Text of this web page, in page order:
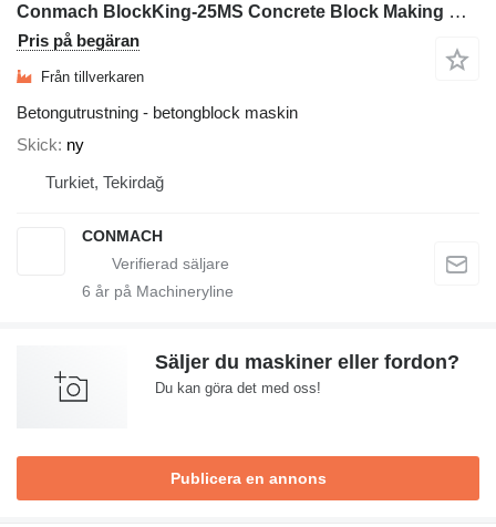
Conmach BlockKing-25MS Concrete Block Making Machine -12.000 units/shift
Pris på begäran
Från tillverkaren
Betongutrustning - betongblock maskin
Skick ny
Turkiet, Tekirdağ
CONMACH
6 år på Machineryline
Säljer du maskiner eller fordon?
Du kan göra det med oss!
Publicera en annons